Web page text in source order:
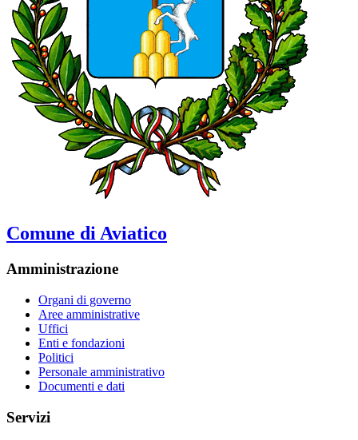
Comune di Aviatico
Amministrazione
Organi di governo
Aree amministrative
Uffici
Enti e fondazioni
Politici
Personale amministrativo
Documenti e dati
Servizi